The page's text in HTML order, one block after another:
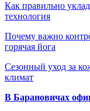
Как правильно
технология
Почему важно
горячая йога
Сезонный уход за
климат
В Барановичах